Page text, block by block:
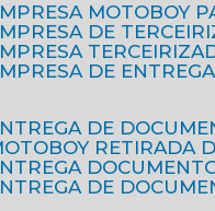
EMPRESA MOTOBOY
EMPRESA DE
EMPRESA
EMPRESA DE
ENTREGA DE
MOTOBOY RETIRADA
ENTREGA
ENTREGA DE